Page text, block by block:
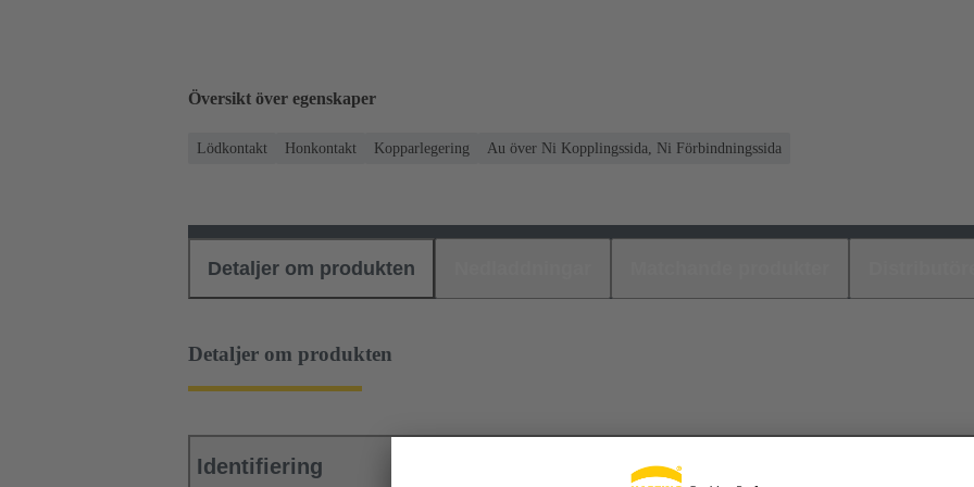
Översikt över egenskaper
Lödkontakt Honkontakt Kopparlegering Au över Ni Kopplingssida, Ni Förbindningssida
Detaljer om produkten
Detaljer om produkten
Identifiering